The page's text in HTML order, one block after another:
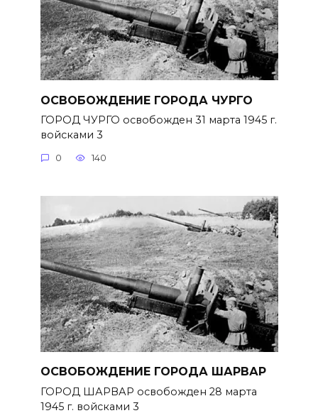
ОСВОБОЖДЕНИЕ ГОРОДА ЧУРГО
ГОРОД ЧУРГО освобожден 31 марта 1945 г.
войсками 3
0 140
ОСВОБОЖДЕНИЕ ГОРОДА ШАРВАР
ГОРОД ШАРВАР освобожден 28 марта
1945 г. войсками 3